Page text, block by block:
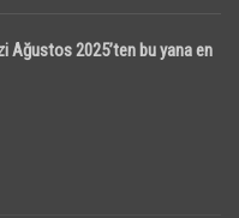
Ağustos 2025’ten bu yana en